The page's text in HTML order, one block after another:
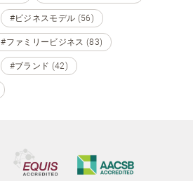
#ビジネスモデル (56)
#ファミリービジネス (83)
#ブランド (42)